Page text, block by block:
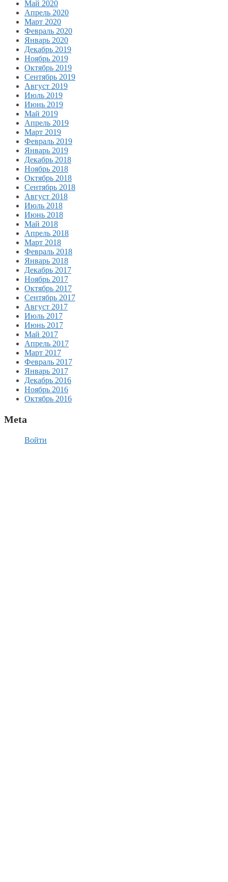
Май 2020
Апрель 2020
Март 2020
Февраль 2020
Январь 2020
Декабрь 2019
Ноябрь 2019
Октябрь 2019
Сентябрь 2019
Август 2019
Июль 2019
Июнь 2019
Май 2019
Апрель 2019
Март 2019
Февраль 2019
Январь 2019
Декабрь 2018
Ноябрь 2018
Октябрь 2018
Сентябрь 2018
Август 2018
Июль 2018
Июнь 2018
Май 2018
Апрель 2018
Март 2018
Февраль 2018
Январь 2018
Декабрь 2017
Ноябрь 2017
Октябрь 2017
Сентябрь 2017
Август 2017
Июль 2017
Июнь 2017
Май 2017
Апрель 2017
Март 2017
Февраль 2017
Январь 2017
Декабрь 2016
Ноябрь 2016
Октябрь 2016
Meta
Войти